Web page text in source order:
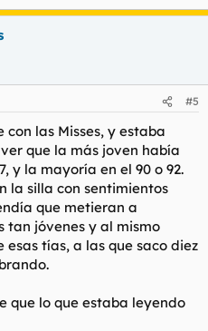
#5
con las Misses, y estaba
que la más joven había
y la mayoría en el 90 o 92.
la silla con sentimientos
que metieran a
tan jóvenes y al mismo
tías, a las que saco diez
que lo que estaba leyendo